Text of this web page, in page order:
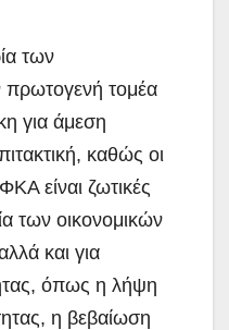
των
τομέα
για άμεση
καθώς οι
είναι ζωτικές
των οικονομικών
και για
όπως η λήψη
η βεβαίωση